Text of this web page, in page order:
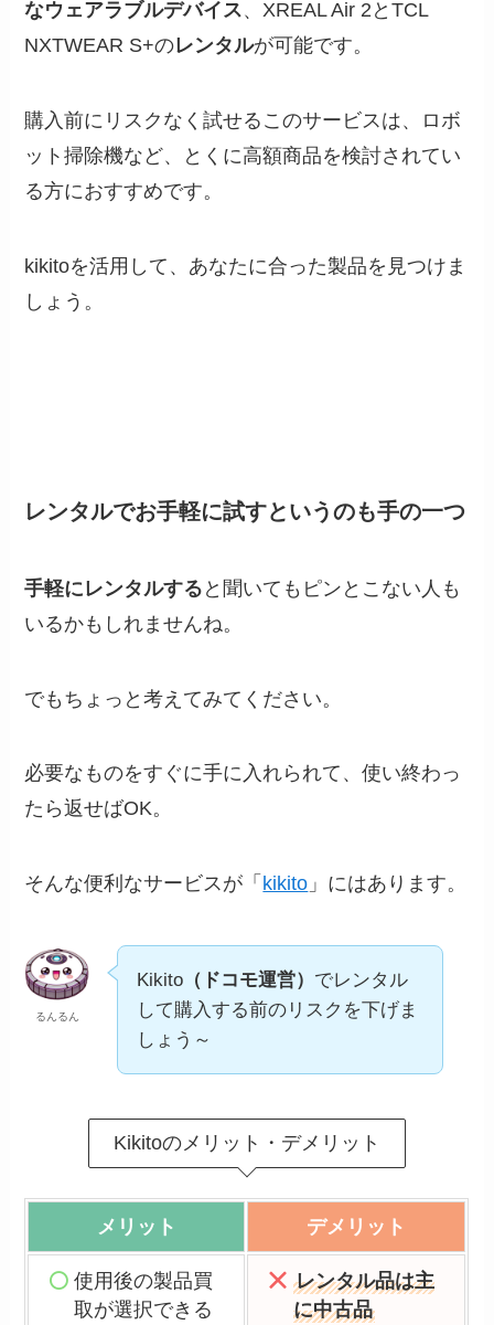
なウェアラブルデバイス、XREAL Air 2とTCL
NXTWEAR S+のレンタルが可能です。
購入前にリスクなく試せるこのサービスは、ロボ
ット掃除機など、とくに高額商品を検討されてい
る方におすすめです。
kikitoを活用して、あなたに合った製品を見つけま
しょう。
レンタルでお手軽に試すというのも手の一つ
手軽にレンタルする と聞いてもピンとこない人も
いるかもしれませんね。
でもちょっと考えてみてください。
必要なものをすぐに手に入れられて、使い終わっ
たら返せばOK。
そんな便利なサービスが「 kikito 」にはあります。
るんるん
Kikito （ドコモ運営） でレンタル
して購入する前のリスクを下げま
しょう～
Kikitoのメリット・デメリット
メリット デメリット
使用後の製品買
取が選択できる
レンタル品は主
に中古品